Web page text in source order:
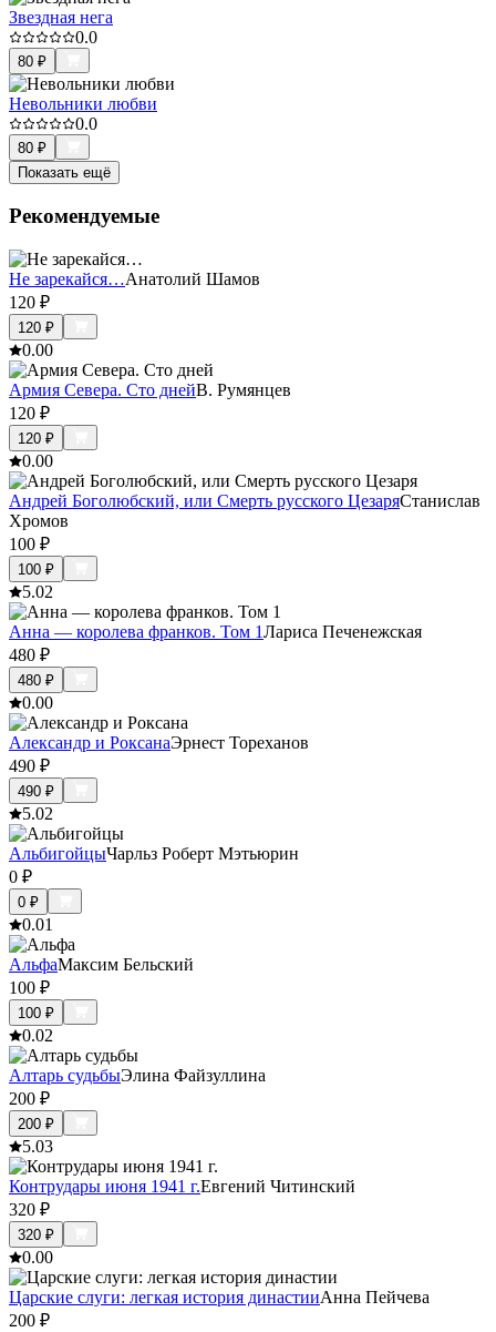
Звездная нега
0.0
80 ₽
Невольники любви
0.0
80 ₽
Показать ещё
Рекомендуемые
Не зарекайся…Анатолий Шамов
120 ₽
120 ₽
0.00
Армия Севера. Сто днейВ. Румянцев
120 ₽
120 ₽
0.00
Андрей Боголюбский, или Смерть русского ЦезаряСтанислав
Хромов
100 ₽
100 ₽
5.02
Анна — королева франков. Том 1Лариса Печенежская
480 ₽
480 ₽
0.00
Александр и РоксанаЭрнест Тореханов
490 ₽
490 ₽
5.02
АльбигойцыЧарльз Роберт Мэтьюрин
0 ₽
0 ₽
0.01
АльфаМаксим Бельский
100 ₽
100 ₽
0.02
Алтарь судьбыЭлина Файзуллина
200 ₽
200 ₽
5.03
Контрудары июня 1941 г.Евгений Читинский
320 ₽
320 ₽
0.00
Царские слуги: легкая история династииАнна Пейчева
200 ₽